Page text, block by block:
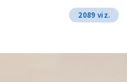
2089 viz.